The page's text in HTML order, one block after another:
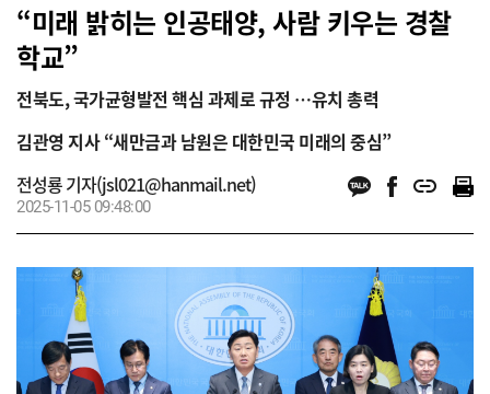
“미래 밝히는 인공태양, 사람 키우는 경찰
학교”
전북도, 국가균형발전 핵심 과제로 규정 …유치 총력
김관영 지사 “새만금과 남원은 대한민국 미래의 중심”
전성룡 기자(jsl021@hanmail.net)
2025-11-05 09:48:00